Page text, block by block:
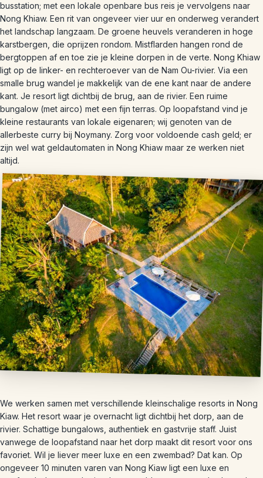
busstation; met een lokale openbare bus reis je vervolgens naar
Nong Khiaw. Een rit van ongeveer vier uur en onderweg verandert
het landschap langzaam. De groene heuvels veranderen in hoge
karstbergen, die oprijzen rondom. Mistflarden hangen rond de
bergtoppen af en toe zie je kleine dorpen in de verte. Nong Khiaw
ligt op de linker- en rechteroever van de Nam Ou-rivier. Via een
smalle brug wandel je makkelijk van de ene kant naar de andere
kant. Je resort ligt dichtbij de brug, aan de rivier. Een ruime
bungalow (met airco) met een fijn terras. Op loopafstand vind je
kleine restaurants van lokale eigenaren; wij genoten van de
allerbeste curry bij Noymany. Zorg voor voldoende cash geld; er
zijn wel wat geldautomaten in Nong Khiaw maar ze werken niet
altijd.
We werken samen met verschillende kleinschalige resorts in Nong
Kiaw. Het resort waar je overnacht ligt dichtbij het dorp, aan de
rivier. Schattige bungalows, authentiek en gastvrije staff. Juist
vanwege de loopafstand naar het dorp maakt dit resort voor ons
favoriet. Wil je liever meer luxe en een zwembad? Dat kan. Op
ongeveer 10 minuten varen van Nong Kiaw ligt een luxe en